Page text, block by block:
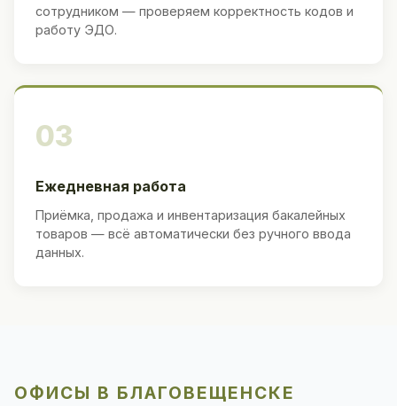
сотрудником — проверяем корректность кодов и
работу ЭДО.
03
Ежедневная работа
Приёмка, продажа и инвентаризация бакалейных
товаров — всё автоматически без ручного ввода
данных.
ОФИСЫ В БЛАГОВЕЩЕНСКЕ